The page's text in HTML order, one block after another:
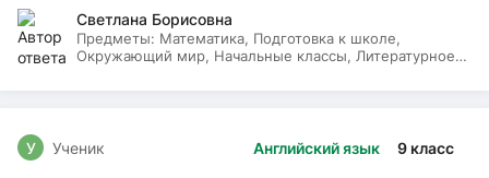
Светлана Борисовна
Предметы: Математика, Подготовка к школе,
Окружающий мир, Начальные классы, Литературное
Английский язык 9 класс
У Ученик